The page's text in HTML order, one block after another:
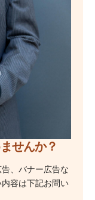
せんか？
、バナー広告な
容は下記お問い